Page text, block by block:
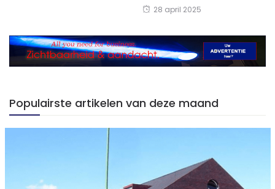
28 april 2025
Populairste artikelen van deze maand